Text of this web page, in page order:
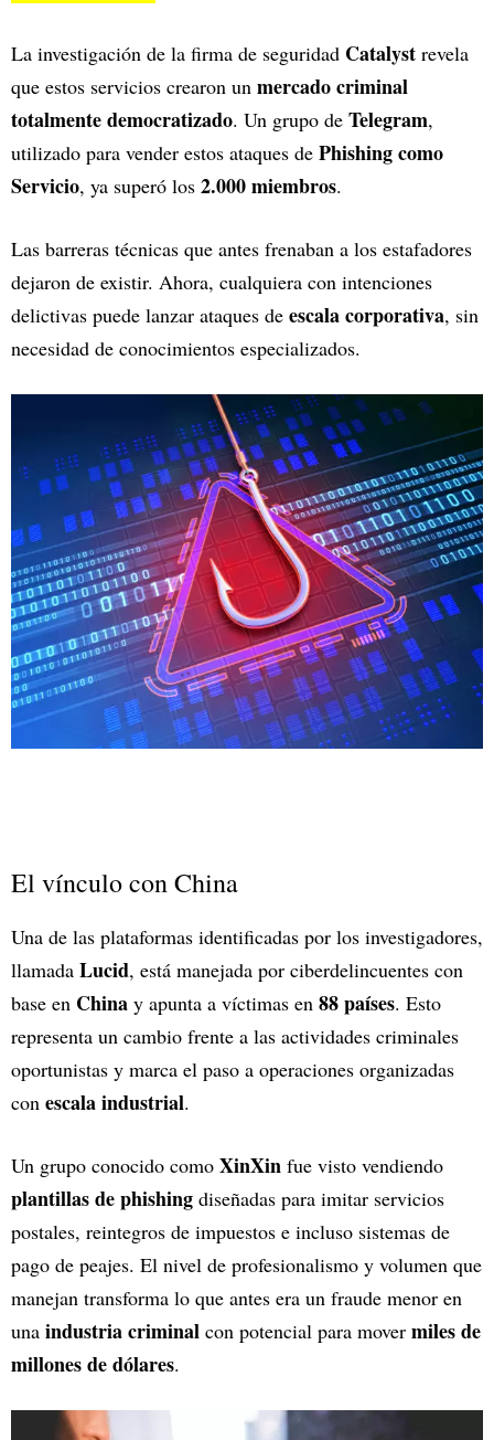
La investigación de la firma de seguridad Catalyst revela
que estos servicios crearon un mercado criminal
totalmente democratizado. Un grupo de Telegram,
utilizado para vender estos ataques de Phishing como
Servicio, ya superó los 2.000 miembros.
Las barreras técnicas que antes frenaban a los estafadores
dejaron de existir. Ahora, cualquiera con intenciones
delictivas puede lanzar ataques de escala corporativa, sin
necesidad de conocimientos especializados.
El vínculo con China
Una de las plataformas identificadas por los investigadores,
llamada Lucid, está manejada por ciberdelincuentes con
base en China y apunta a víctimas en 88 países. Esto
representa un cambio frente a las actividades criminales
oportunistas y marca el paso a operaciones organizadas
con escala industrial.
Un grupo conocido como XinXin fue visto vendiendo
plantillas de phishing diseñadas para imitar servicios
postales, reintegros de impuestos e incluso sistemas de
pago de peajes. El nivel de profesionalismo y volumen que
manejan transforma lo que antes era un fraude menor en
una industria criminal con potencial para mover miles de
millones de dólares.